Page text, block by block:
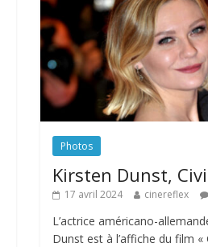
Photos
Kirsten Dunst,
17 avril 2024 cinereflex
L’actrice américano-
Dunst est à l’affiche du film «